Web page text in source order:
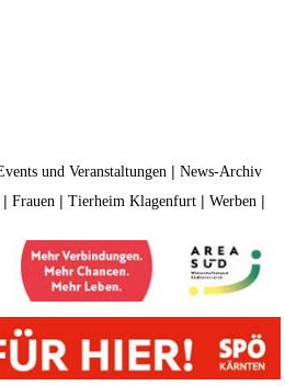
und Veranstaltungen |News-Archiv
|Frauen |Tierheim Klagenfurt |Werben |